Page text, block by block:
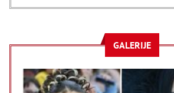
GALERIJE